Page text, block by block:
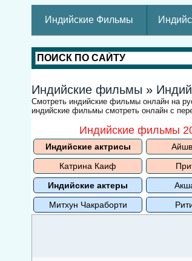
Индийские Фильмы
Индийские фильмы »
Смотреть индийские фильмы онлайн на
индийские фильмы смотреть онлайн с
Индийские фильмы
Индийские актрисы
Катрина Каиф
Индийские актеры
Митхун Чакраборти